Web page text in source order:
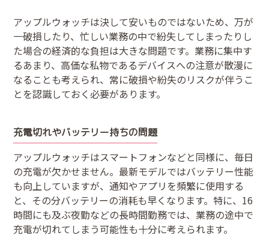
アップルウォッチは決して安いものではないため、万が
一破損したり、忙しい業務の中で紛失してしまったりし
た場合の経済的な負担は大きな問題です。業務に集中す
るあまり、高価な私物であるデバイスへの注意が散漫に
なることも考えられ、常に破損や紛失のリスクが伴うこ
とを認識しておく必要があります。
充電切れやバッテリー持ちの問題
アップルウォッチはスマートフォンなどと同様に、毎日
の充電が欠かせません。最新モデルではバッテリー性能
も向上していますが、通知やアプリを頻繁に使用する
と、その分バッテリーの消耗も早くなります。特に、16
時間にも及ぶ夜勤などの長時間勤務では、業務の途中で
充電が切れてしまう可能性も十分に考えられます。